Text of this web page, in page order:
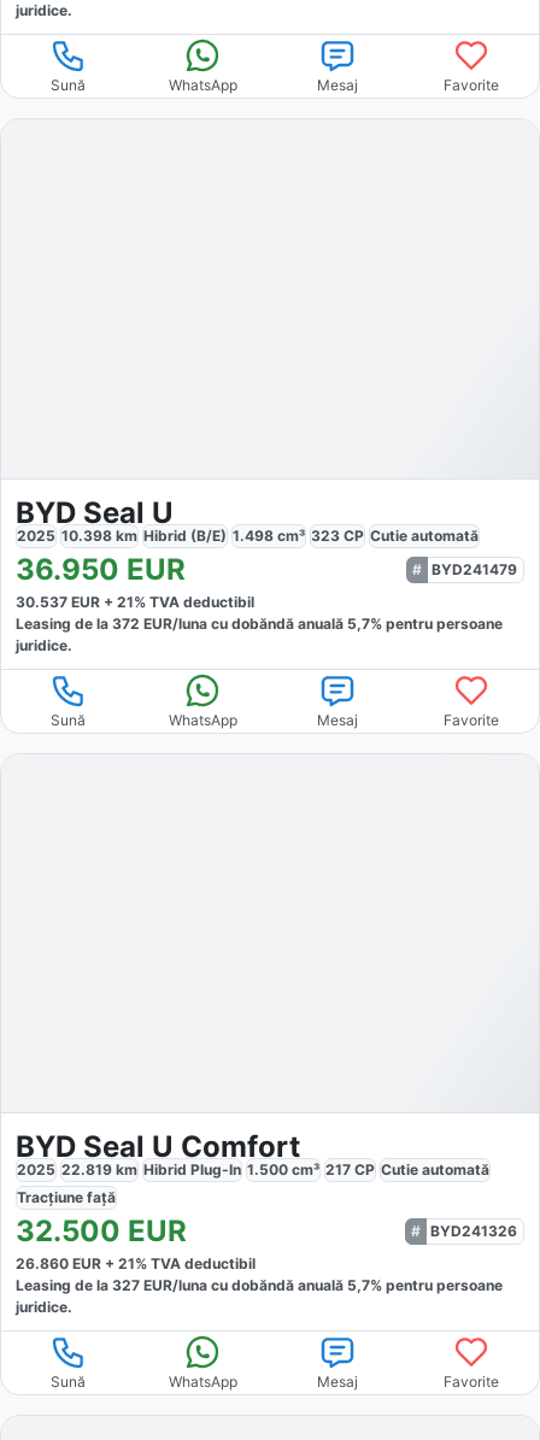
juridice.
Sună WhatsApp Mesaj Favorite
BYD Seal U
2025 10.398 km Hibrid (B/E) 1.498 cm³ 323 CP Cutie automată
36.950 EUR
BYD241479
30.537 EUR + 21% TVA deductibil
Leasing de la 372 EUR/luna cu dobăndă anuală 5,7% pentru persoane
juridice.
Sună WhatsApp Mesaj Favorite
BYD Seal U Comfort
2025 22.819 km Hibrid Plug-In 1.500 cm³ 217 CP Cutie automată
Tracțiune față
32.500 EUR
BYD241326
26.860 EUR + 21% TVA deductibil
Leasing de la 327 EUR/luna cu dobăndă anuală 5,7% pentru persoane
juridice.
Sună WhatsApp Mesaj Favorite